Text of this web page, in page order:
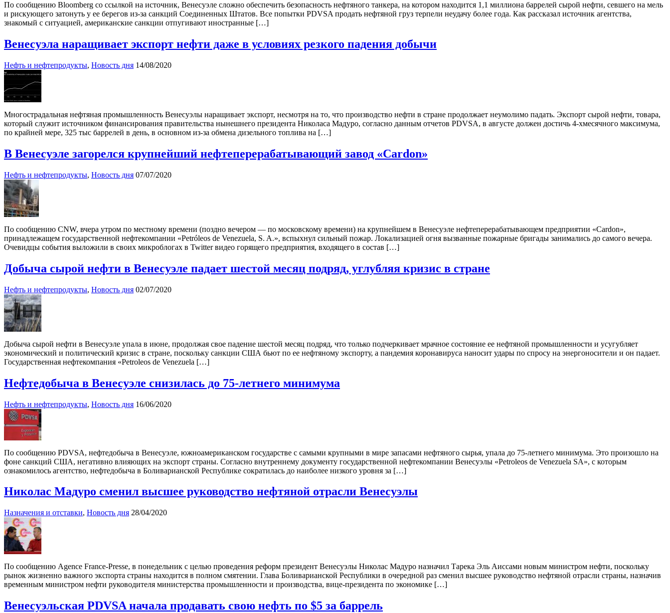
По сообщению Bloomberg со ссылкой на источник, Венесуэле сложно обеспечить безопасность нефтяного танкера, на котором находится 1,1 миллиона баррелей сырой нефти, севшего на мель
и рискующего затонуть у ее берегов из-за санкций Соединенных Штатов. Все попытки PDVSA продать нефтяной груз терпели неудачу более года. Как рассказал источник агентства,
знакомый с ситуацией, американские санкции отпугивают иностранные […]
Венесуэла наращивает экспорт нефти даже в условиях резкого падения добычи
Нефть и нефтепродукты, Новость дня 14/08/2020
Многострадальная нефтяная промышленность Венесуэлы наращивает экспорт, несмотря на то, что производство нефти в стране продолжает неумолимо падать. Экспорт сырой нефти, товара,
который служит источником финансирования правительства нынешнего президента Николаса Мадуро, согласно данным отчетов PDVSA, в августе должен достичь 4-хмесячного максимума,
по крайней мере, 325 тыс баррелей в день, в основном из-за обмена дизельного топлива на […]
В Венесуэле загорелся крупнейший нефтеперерабатывающий завод «Cardon»
Нефть и нефтепродукты, Новость дня 07/07/2020
По сообщению CNW, вчера утром по местному времени (поздно вечером — по московскому времени) на крупнейшем в Венесуэле нефтеперерабатывающем предприятии «Cardon»,
принадлежащем государственной нефтекомпании «Petróleos de Venezuela, S. A.», вспыхнул сильный пожар. Локализацией огня вызванные пожарные бригады занимались до самого вечера.
Очевидцы события выложили в своих микроблогах в Twitter видео горящего предприятия, входящего в состав […]
Добыча сырой нефти в Венесуэле падает шестой месяц подряд, углубляя кризис в стране
Нефть и нефтепродукты, Новость дня 02/07/2020
Добыча сырой нефти в Венесуэле упала в июне, продолжая свое падение шестой месяц подряд, что только подчеркивает мрачное состояние ее нефтяной промышленности и усугубляет
экономический и политический кризис в стране, поскольку санкции США бьют по ее нефтяному экспорту, а пандемия коронавируса наносит удары по спросу на энергоносители и он падает.
Государственная нефтекомпания «Petroleos de Venezuela […]
Нефтедобыча в Венесуэле снизилась до 75-летнего минимума
Нефть и нефтепродукты, Новость дня 16/06/2020
По сообщению PDVSA, нефтедобыча в Венесуэле, южноамериканском государстве с самыми крупными в мире запасами нефтяного сырья, упала до 75-летнего минимума. Это произошло на
фоне санкций США, негативно влияющих на экспорт страны. Согласно внутреннему документу государственной нефтекомпании Венесуэлы «Petroleos de Venezuela SA», с которым
ознакомилось агентство, нефтедобыча в Боливарианской Республике сократилась до наиболее низкого уровня за […]
Николас Мадуро сменил высшее руководство нефтяной отрасли Венесуэлы
Назначения и отставки, Новость дня 28/04/2020
По сообщению Agence France-Presse, в понедельник с целью проведения реформ президент Венесуэлы Николас Мадуро назначил Тарека Эль Аиссами новым министром нефти, поскольку
рынок жизненно важного экспорта страны находится в полном смятении. Глава Боливарианской Республики в очередной раз сменил высшее руководство нефтяной отрасли страны, назначив
временным министром нефти руководителя министерства промышленности и производства, вице-президента по экономике […]
Венесуэльская PDVSA начала продавать свою нефть по $5 за баррель